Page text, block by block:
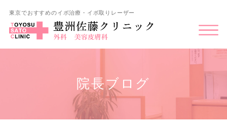
東京でおすすめのイボ治療・イボ取りレーザー
院長ブログ